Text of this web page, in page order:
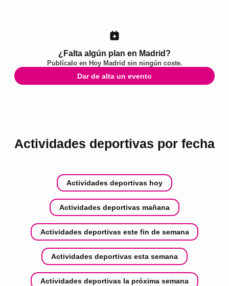
¿Falta algún plan en Madrid?
Publícalo en Hoy Madrid sin ningún coste.
Dar de alta un evento
Actividades deportivas por fecha
Actividades deportivas hoy
Actividades deportivas mañana
Actividades deportivas este fin de semana
Actividades deportivas esta semana
Actividades deportivas la próxima semana